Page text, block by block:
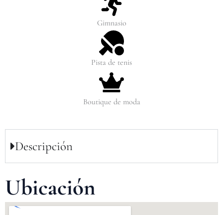
Gimnasio
Pista de tenis
Boutique de moda
Descripción
Ubicación